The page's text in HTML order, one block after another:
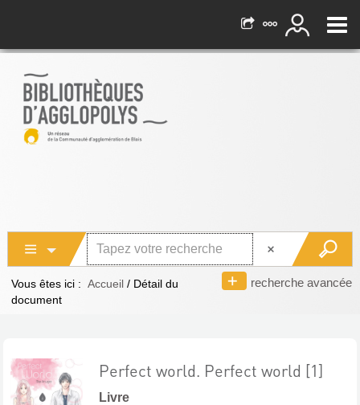
recherche avancée
Vous êtes ici : Accueil / Détail du
document
Perfect world. Perfect world [1]
Livre